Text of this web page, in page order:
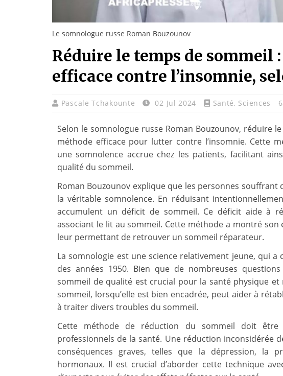
Le somnologue russe Roman Bouzounov
Réduire le temps de sommeil
efficace contre l’insomnie,
Pascale Tchakounte 02 Jul 2024 Santé, Sciences
Selon le somnologue russe Roman Bouzounov, réduire
méthode efficace pour lutter contre l’insomnie. Cette
une somnolence accrue chez les patients, facilitant
qualité du sommeil.
Roman Bouzounov explique que les personnes souffrant
la véritable somnolence. En réduisant
accumulent un déficit de sommeil. Ce déficit aide à
associant le lit au sommeil. Cette méthode a montré
leur permettant de retrouver un sommeil réparateur.
La somnologie est une science relativement jeune, qui
des années 1950. Bien que de nombreuses
sommeil de qualité est crucial pour la santé physique
sommeil, lorsqu’elle est bien encadrée, peut aider à
à traiter divers troubles du sommeil.
Cette méthode de réduction du sommeil doit
professionnels de la santé. Une réduction inconsidérée
conséquences graves, telles que la dépression, la
hormonaux. Il est crucial d’aborder cette technique